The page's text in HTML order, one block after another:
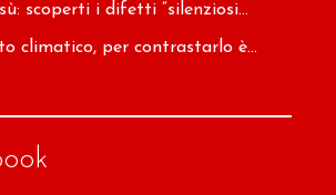
scoperti i difetti “silenziosi...
climatico, per contrastarlo è...